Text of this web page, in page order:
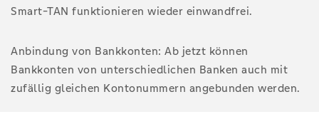
Smart-TAN funktionieren wieder einwandfrei.
Anbindung von Bankkonten: Ab jetzt können
Bankkonten von unterschiedlichen Banken auch mit
zufällig gleichen Kontonummern angebunden werden.